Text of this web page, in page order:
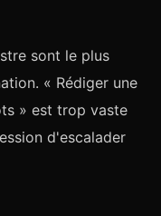
sont le plus
« Rédiger une
» est trop vaste
d'escalader